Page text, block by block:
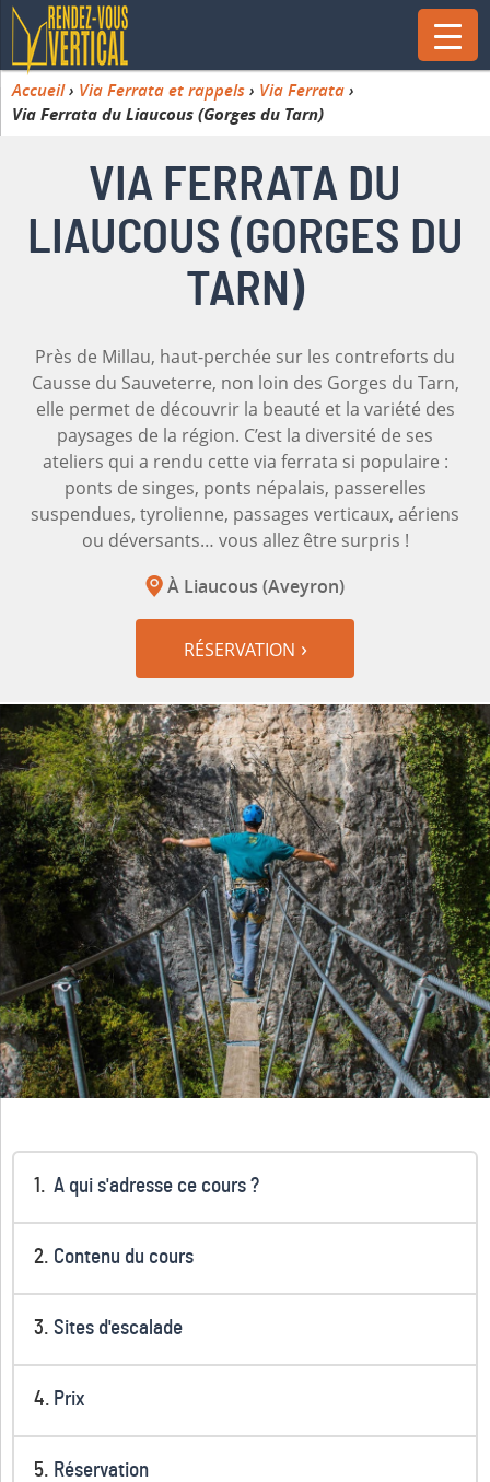
Accueil› Via Ferrata et rappels› Via Ferrata›
Via Ferrata du Liaucous (Gorges du Tarn)
VIA FERRATA DU
LIAUCOUS (GORGES DU
TARN)
Près de Millau, haut-perchée sur les contreforts du
Causse du Sauveterre, non loin des Gorges du Tarn,
elle permet de découvrir la beauté et la variété des
paysages de la région. C’est la diversité de ses
ateliers qui a rendu cette via ferrata si populaire :
ponts de singes, ponts népalais, passerelles
suspendues, tyrolienne, passages verticaux, aériens
ou déversants… vous allez être surpris !
À Liaucous (Aveyron)
RÉSERVATION
A qui s'adresse ce cours ?
Contenu du cours
Sites d'escalade
Prix
Réservation